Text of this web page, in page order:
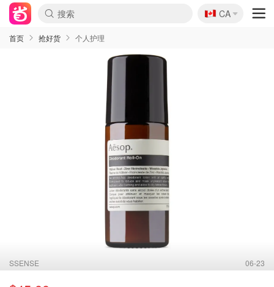
🇨🇦
CA
首页 抢好货 个人护理
SSENSE 06-23